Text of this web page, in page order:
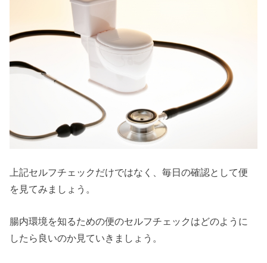
上記セルフチェックだけではなく、毎日の確認として便
を見てみましょう。
腸内環境を知るための便のセルフチェックはどのように
したら良いのか見ていきましょう。